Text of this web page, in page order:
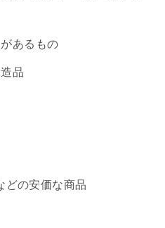
あるもの
品
どの安価な商品